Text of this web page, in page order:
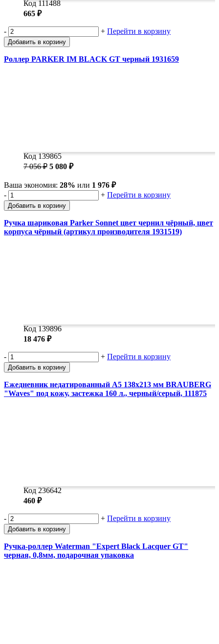
Код 111488
665 ₽
- + Перейти в корзину
Добавить в корзину
Роллер PARKER IM BLACK GT черный 1931659
Код 139865
7 056 ₽ 5 080 ₽
Ваша экономия: 28% или 1 976 ₽
-
+ Перейти в корзину
Добавить в корзину
Ручка шариковая Parker Sonnet цвет чернил чёрный, цвет
корпуса чёрный (артикул производителя 1931519)
Код 139896
18 476 ₽
- + Перейти в корзину
Добавить в корзину
Ежедневник недатированный А5 138x213 мм BRAUBERG
"Waves" под кожу, застежка 160 л., черный/серый, 111875
Код 236642
460 ₽
- + Перейти в корзину
Добавить в корзину
Ручка-роллер Waterman "Expert Black Lacquer GT"
черная, 0,8мм, подарочная упаковка